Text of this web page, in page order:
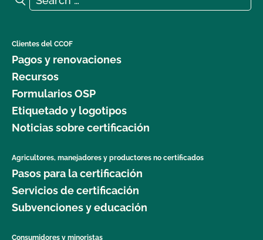
Clientes del CCOF
Pagos y renovaciones
Recursos
Formularios OSP
Etiquetado y logotipos
Noticias sobre certificación
Agricultores, manejadores y productores no certificados
Pasos para la certificación
Servicios de certificación
Subvenciones y educación
Consumidores y minoristas